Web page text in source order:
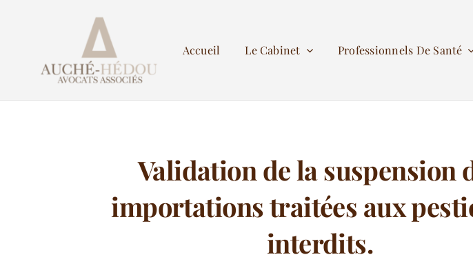
Accueil Le Cabinet Professionnels De Santé
Validation de la suspension
importations traitées aux
interdits.